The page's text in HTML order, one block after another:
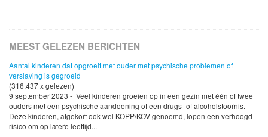
MEEST GELEZEN BERICHTEN
Aantal kinderen dat opgroeit met ouder met psychische problemen of
verslaving is gegroeid
(316,437 x gelezen)
9 september 2023 - Veel kinderen groeien op in een gezin met één of twee
ouders met een psychische aandoening of een drugs- of alcoholstoornis.
Deze kinderen, afgekort ook wel KOPP/KOV genoemd, lopen een verhoogd
risico om op latere leeftijd...